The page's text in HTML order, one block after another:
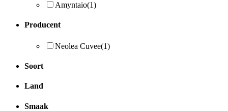
Amyntaio(1)
Producent
Neolea Cuvee(1)
Soort
Land
Smaak